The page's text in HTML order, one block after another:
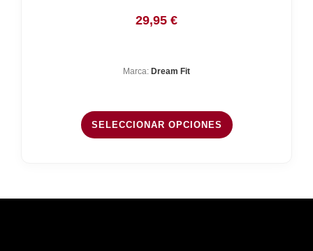
29,95 €
Marca: Dream Fit
SELECCIONAR OPCIONES